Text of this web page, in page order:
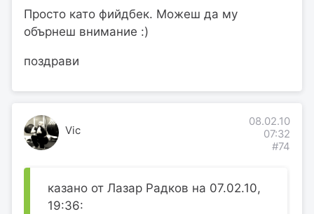
Просто като фийдбек. Можеш да му
обърнеш внимание :)
поздрави
Vic
08.02.10
07:32
#74
казано от Лазар Радков на 07.02.10,
19:36: